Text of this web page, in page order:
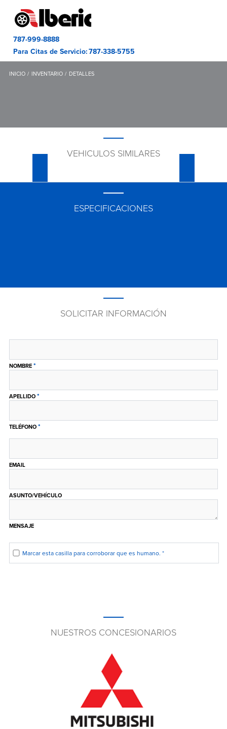
787-999-8888
Para Citas de Servicio:787-338-5755
INICIO INVENTARIO DETALLES
VEHICULOS SIMILARES
ESPECIFICACIONES
SOLICITAR INFORMACIÓN
NOMBRE *
APELLIDO *
TELÉFONO *
EMAIL
ASUNTO/VEHÍCULO
MENSAJE
Marcar esta casilla para corroborar que es humano. *
NUESTROS CONCESIONARIOS